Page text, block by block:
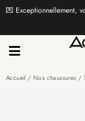
💌 Exceptionnellement,
Accueil /Nos chaussures /